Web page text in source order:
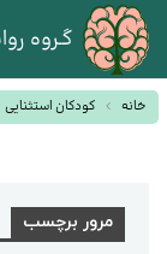
گـروه
خانه کودکان استثنایی
مرور برچسب